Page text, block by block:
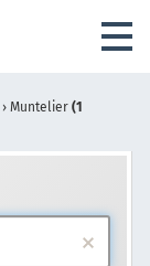
› Muntelier (1